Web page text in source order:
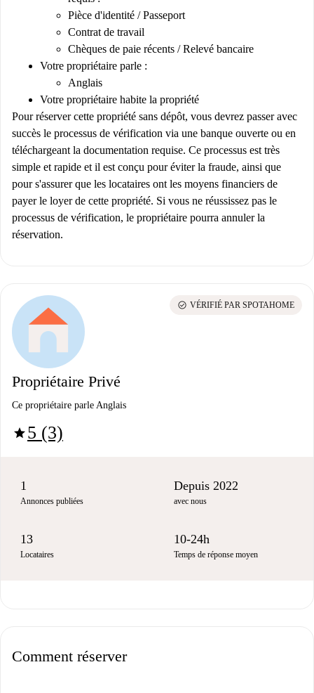
Pièce d'identité / Passeport
Contrat de travail
Chèques de paie récents / Relevé bancaire
Votre propriétaire parle :
Anglais
Votre propriétaire habite la propriété
Pour réserver cette propriété sans dépôt, vous devrez passer avec
succès le processus de vérification via une banque ouverte ou en
téléchargeant la documentation requise. Ce processus est très
simple et rapide et il est conçu pour éviter la fraude, ainsi que
pour s'assurer que les locataires ont les moyens financiers de
payer le loyer de cette propriété. Si vous ne réussissez pas le
processus de vérification, le propriétaire pourra annuler la
réservation.
Propriétaire Privé
Ce propriétaire parle Anglais
star5 (3)
check_circle VÉRIFIÉ PAR SPOTAHOME
1
Annonces publiées
Depuis 2022
avec nous
13
Locataires
10-24h
Temps de réponse moyen
Comment réserver